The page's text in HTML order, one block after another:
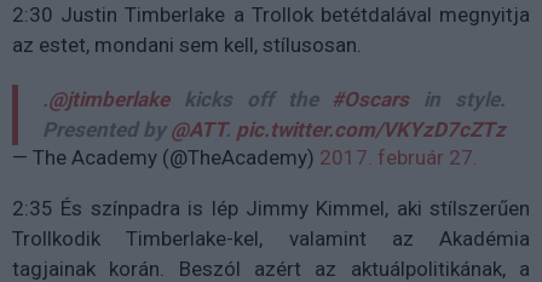
2:30 Justin Timberlake a Trollok betétdalával megnyitja
az estet, mondani sem kell, stílusosan.
.@jtimberlakekicks off the #Oscarsin style.
Presented by @ATT. pic.twitter.com/VKYzD7cZTz
— The Academy (@TheAcademy) 2017. február 27.
2:35 És színpadra is lép Jimmy Kimmel, aki stílszerűen
Trollkodik Timberlake-kel, valamint az Akadémia
tagjainak korán. Beszól azért az aktuálpolitikának, a